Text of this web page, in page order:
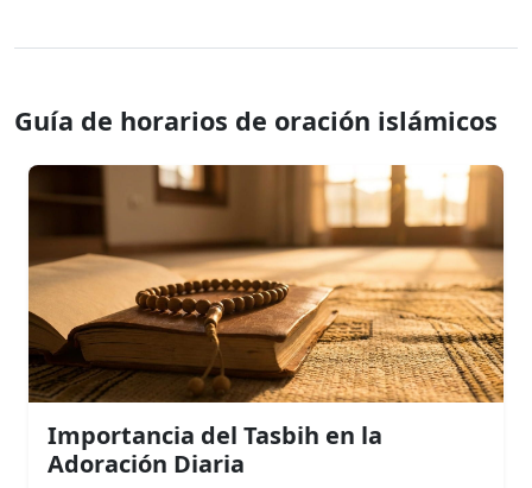
Guía de horarios de oración islámicos
Importancia del Tasbih en la
Adoración Diaria